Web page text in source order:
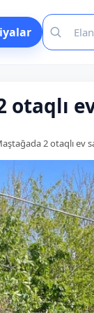
otaqlı
2 otaqlı ev